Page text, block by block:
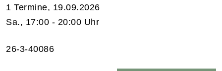
1 Termine, 19.09.2026
Sa., 17:00 - 20:00 Uhr
26-3-40086